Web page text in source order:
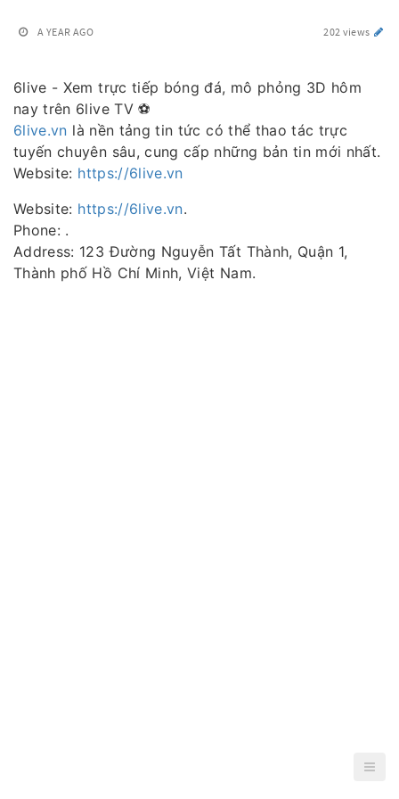
A YEAR AGO 202 views
6live - Xem trực tiếp bóng đá, mô phỏng 3D hôm
nay trên 6live TV ⚽
6live.vn là nền tảng tin tức có thể thao tác trực
tuyến chuyên sâu, cung cấp những bản tin mới nhất.
Website: https://6live.vn
Website: https://6live.vn.
Phone: .
Address: 123 Đường Nguyễn Tất Thành, Quận 1,
Thành phố Hồ Chí Minh, Việt Nam.